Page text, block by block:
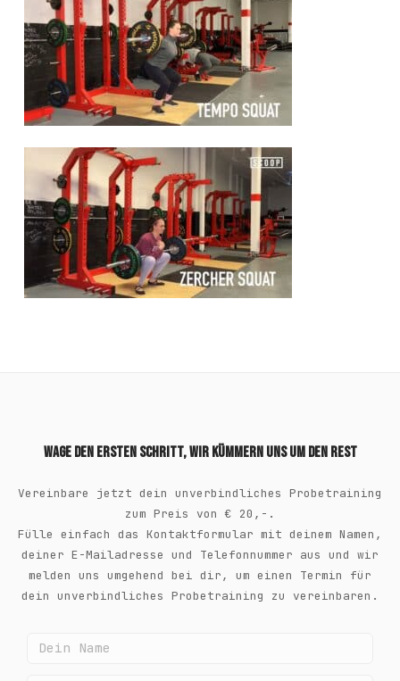
Wage den ersten Schritt, wir kümmern uns um den Rest
Vereinbare jetzt dein unverbindliches Probetraining
zum Preis von € 20,-.
Fülle einfach das Kontaktformular mit deinem Namen,
deiner E-Mailadresse und Telefonnummer aus und wir
melden uns umgehend bei dir, um einen Termin für
dein unverbindliches Probetraining zu vereinbaren.